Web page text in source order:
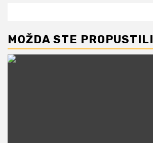
MOŽDA STE PROPUSTILI